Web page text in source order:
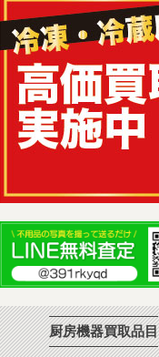
厨房機器買取品目